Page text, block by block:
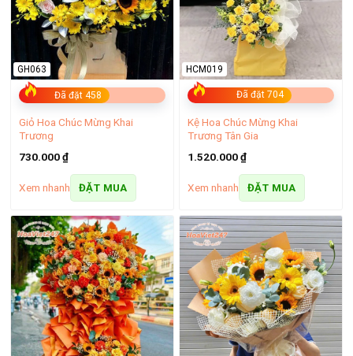
Đã đặt 458
GH063
Giỏ Hoa Chúc Mừng Khai
Trương
730.000₫
Xem nhanh ĐẶT MUA
Đã đặt 704
HCM019
Kệ Hoa Chúc Mừng Khai
Trương Tân Gia
1.520.000₫
Xem nhanh ĐẶT MUA